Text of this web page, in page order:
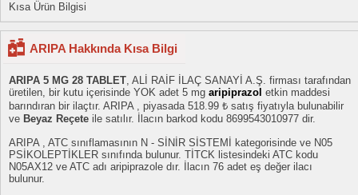
Kısa Ürün Bilgisi
ARIPA Hakkında Kısa Bilgi
ARIPA 5 MG 28 TABLET , ALİ RAİF İLAÇ SANAYİ A.Ş. firması tarafından
üretilen, bir kutu içerisinde YOK adet 5 mg aripiprazol etkin maddesi
barındıran bir ilaçtır. ARIPA , piyasada 518.99 ₺ satış fiyatıyla bulunabilir
ve Beyaz Reçete ile satılır. İlacın barkod kodu 8699543010977 dir.
ARIPA , ATC sınıflamasının N - SİNİR SİSTEMİ kategorisinde ve N05
PSİKOLEPTİKLER sınıfında bulunur. TİTCK listesindeki ATC kodu
N05AX12 ve ATC adı aripiprazole dır. İlacın 76 adet eş değer ilacı
bulunur.